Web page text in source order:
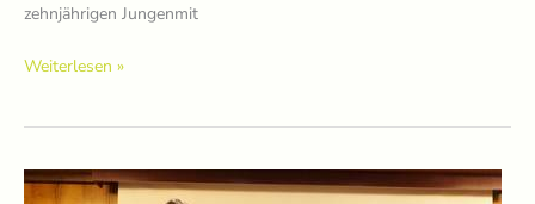
zehnjährigen Jungenmit
Preisträger*innen
Weiterlesen »